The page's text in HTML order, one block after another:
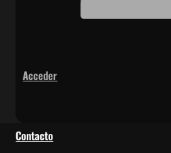
Acceder
Contacto